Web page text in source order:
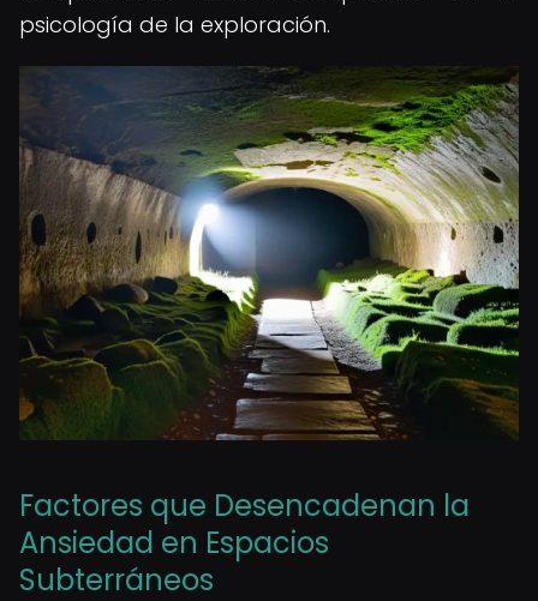
psicología de la exploración.
Factores que Desencadenan la
Ansiedad en Espacios
Subterráneos